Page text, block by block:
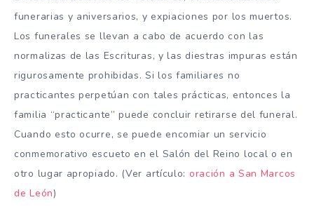
funerarias y aniversarios, y expiaciones por los muertos.
Los funerales se llevan a cabo de acuerdo con las
normalizas de las Escrituras, y las diestras impuras están
rigurosamente prohibidas. Si los familiares no
practicantes perpetúan con tales prácticas, entonces la
familia “practicante” puede concluir retirarse del funeral.
Cuando esto ocurre, se puede encomiar un servicio
conmemorativo escueto en el Salón del Reino local o en
otro lugar apropiado. (Ver artículo: oración a San Marcos
de León)